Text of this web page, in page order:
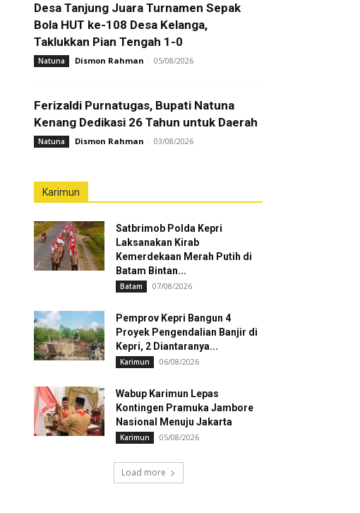
Desa Tanjung Juara Turnamen Sepak
Bola HUT ke-108 Desa Kelanga,
Taklukkan Pian Tengah 1-0
Natuna Dismon Rahman - 05/08/2026
Ferizaldi Purnatugas, Bupati Natuna
Kenang Dedikasi 26 Tahun untuk Daerah
Natuna Dismon Rahman - 03/08/2026
Karimun
Satbrimob Polda Kepri
Laksanakan Kirab
Kemerdekaan Merah Putih di
Batam Bintan...
Batam 07/08/2026
Pemprov Kepri Bangun 4
Proyek Pengendalian Banjir di
Kepri, 2 Diantaranya...
Karimun 06/08/2026
Wabup Karimun Lepas
Kontingen Pramuka Jambore
Nasional Menuju Jakarta
Karimun 05/08/2026
Load more